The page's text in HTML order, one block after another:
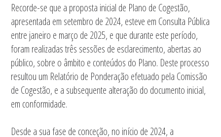
Recorde-se que a proposta inicial de Plano de Cogestão,
apresentada em setembro de 2024, esteve em Consulta Pública
entre janeiro e março de 2025, e que durante este período,
foram realizadas três sessões de esclarecimento, abertas ao
público, sobre o âmbito e conteúdos do Plano. Deste processo
resultou um Relatório de Ponderação efetuado pela Comissão
de Cogestão, e a subsequente alteração do documento inicial,
em conformidade.
Desde a sua fase de conceção, no início de 2024, a